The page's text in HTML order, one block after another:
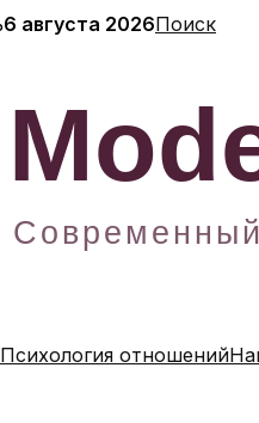
6 августа 2026Поиск
Психология отношений